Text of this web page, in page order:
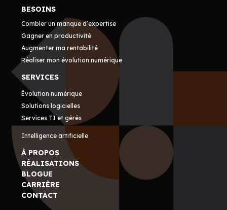
BESOINS
Combler un manque d’expertise
Gagner en productivité
Augmenter ma rentabilité
Réaliser mon évolution numérique
SERVICES
Évolution numérique
Solutions logicielles
Services TI et gérés
Intelligence artificielle
À PROPOS
RÉALISATIONS
BLOGUE
CARRIÈRE
CONTACT